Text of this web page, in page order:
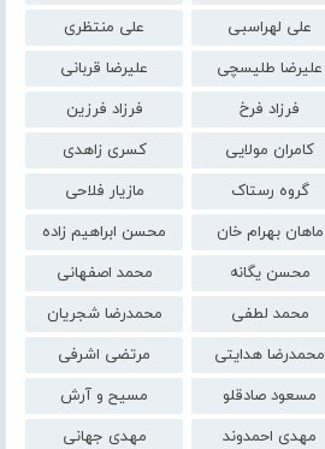
علی لهراسبی
علی منتظری
علیرضا طلیسچی
علیرضا قربانی
فرزاد فرخ
فرزاد فرزین
کامران مولایی
کسری زاهدی
گروه رستاک
مازیار فلاحی
ماهان بهرام خان
محسن ابراهیم زاده
محسن یگانه
محمد اصفهانی
محمد لطفی
محمدرضا شجریان
محمدرضا هدایتی
مرتضی اشرفی
مسعود صادقلو
مسیح و آرش
مهدی احمدوند
مهدی جهانی